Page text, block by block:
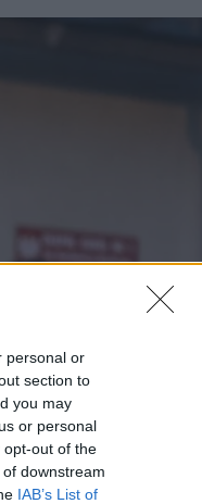
personal or
section to
you may
or personal
opt-out of the
downstream
IAB’s List of